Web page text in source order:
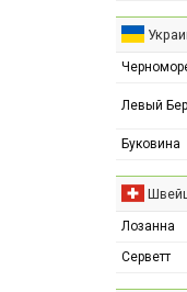
Левый
Буковина
Лозанна
Серветт